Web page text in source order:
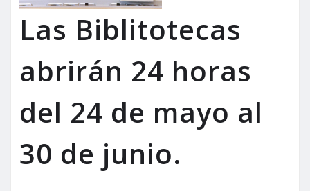
Las Biblitotecas
abrirán 24 horas
del 24 de mayo al
30 de junio.